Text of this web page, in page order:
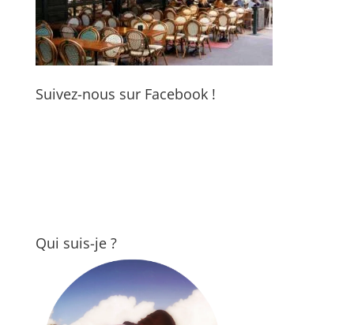
Suivez-nous sur Facebook !
Qui suis-je ?